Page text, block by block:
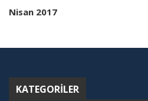
Nisan 2017
KATEGORILER